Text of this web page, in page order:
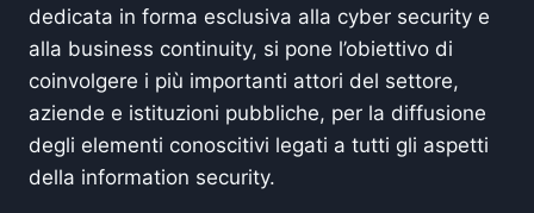
dedicata in forma esclusiva alla cyber security e
alla business continuity, si pone l’obiettivo di
coinvolgere i più importanti attori del settore,
aziende e istituzioni pubbliche, per la diffusione
degli elementi conoscitivi legati a tutti gli aspetti
della information security.